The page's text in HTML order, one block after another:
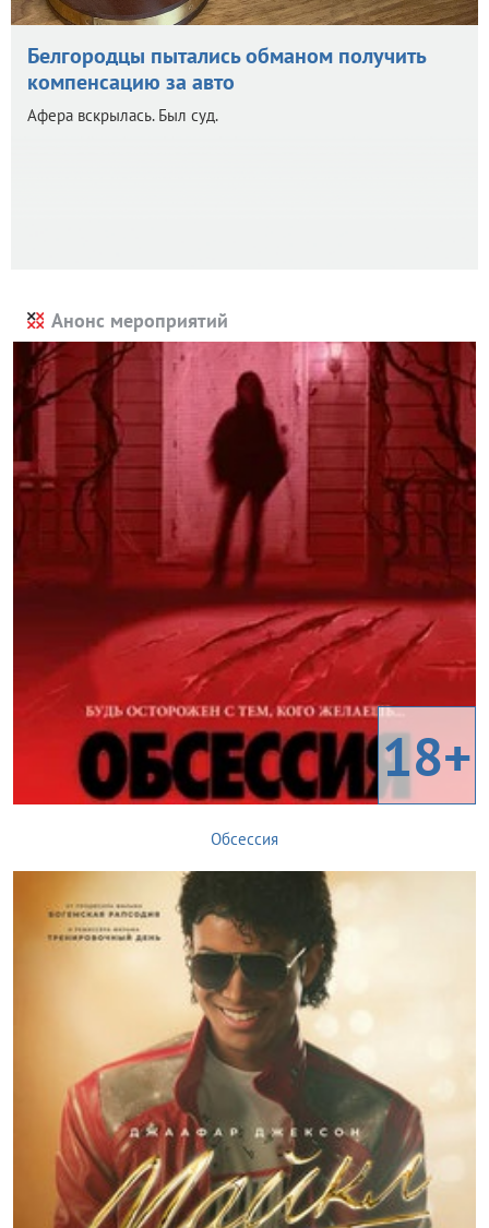
Белгородцы пытались обманом получить
компенсацию за авто
Афера вскрылась. Был суд.
Анонс мероприятий
18+
Обсессия